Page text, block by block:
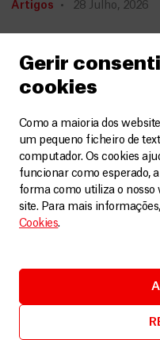
Gerir
cookies
Como a maioria dos
um pequeno ficheiro de
computador. Os cookies
funcionar como esperado,
forma como utiliza o nosso
site. Para mais
Cookies.
Artigos 28 Julho, 2026